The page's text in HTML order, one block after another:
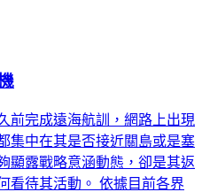
前完成遠海航訓，網路上出現
集中在其是否接近關島或是塞
顯露戰略意涵動態，卻是其返
看待其活動。 依據目前各界